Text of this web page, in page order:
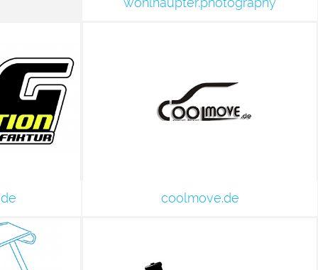
coolmove.de